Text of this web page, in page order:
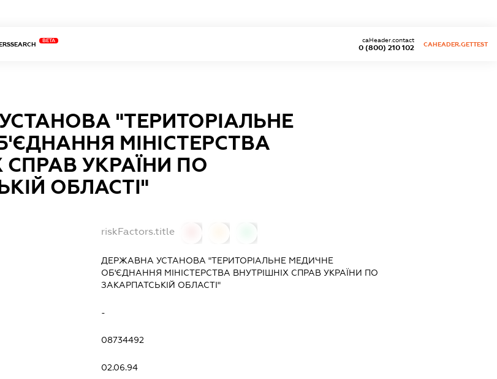
BETA
0 (800) 210 102
caHeader.contact
CAHEADER.GETTEST
"ТЕРИТОРІАЛЬНЕ
МІНІСТЕРСТВА
СПРАВ УКРАЇНИ ПО
ОБЛАСТІ"
riskFactors.title
ДЕРЖАВНА УСТАНОВА "ТЕРИТОРІАЛЬНЕ МЕДИЧНЕ
ОБ'ЄДНАННЯ МІНІСТЕРСТВА ВНУТРІШНІХ СПРАВ УКРАЇНИ ПО
ЗАКАРПАТСЬКІЙ ОБЛАСТІ"
-
08734492
02.06.94